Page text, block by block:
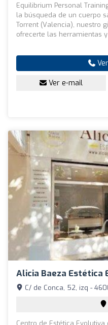
Equilibrium Personal
la búsqueda de un cuerpo
Torrent (Valencia), nuestro
ofrecerte las herramientas y
Ver e-mail
Alicia Baeza Estética
C/ de Conca, 52, izq -
Centro de Estética